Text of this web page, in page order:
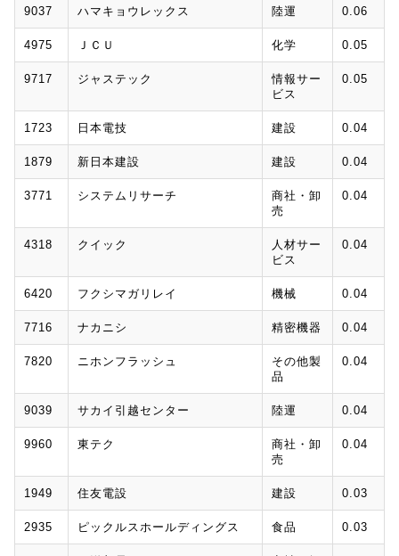
9037 ハマキョウレックス 陸運 0.06
4975 ＪＣＵ 化学 0.05
9717 ジャステック
情報サー
ビス
0.05
1723 日本電技 建設 0.04
1879 新日本建設 建設 0.04
3771 システムリサーチ
商社・卸
売
0.04
4318 クイック
人材サー
ビス
0.04
6420 フクシマガリレイ 機械 0.04
7716 ナカニシ 精密機器 0.04
7820 ニホンフラッシュ
その他製
品
0.04
9039 サカイ引越センター 陸運 0.04
9960 東テク
商社・卸
売
0.04
1949 住友電設 建設 0.03
2935 ピックルスホールディングス 食品 0.03